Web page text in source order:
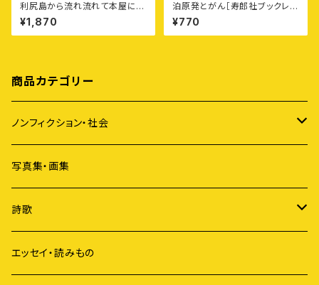
利尻島から流れ流れて本屋にな
った
¥1,870
泊原発とがん［寿郎社ブックレッ
ト1］
¥770
商品カテゴリー
ノンフィクション・社会
アイヌ
原発
ジェンダー
写真集・画集
詩歌
短歌
エッセイ・読みもの